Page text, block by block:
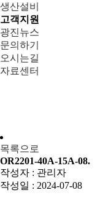
생산설비
고객지원
광진뉴스
문의하기
오시는길
자료센터
목록으로
OR2201-40A-15A-08.
작성자 : 관리자
작성일 : 2024-07-08